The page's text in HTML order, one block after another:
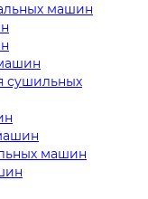
машин
сушильных
машин